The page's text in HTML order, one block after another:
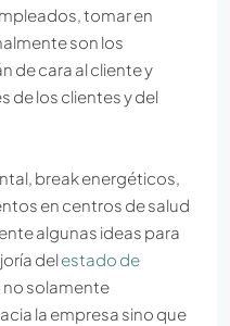
tomar en
son los
de cara al cliente y
de los clientes y del
break energéticos,
en centros de salud
algunas ideas para
delestado de
no solamente
la empresa sino que